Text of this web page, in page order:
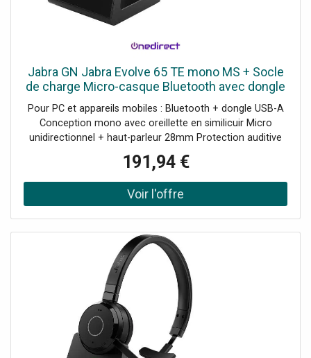
Jabra GN Jabra Evolve 65 TE mono MS + Socle
de charge Micro-casque Bluetooth avec dongle
USB-A et socle de charge, parfait pour les
appels quotidiens et
Pour PC et appareils mobiles : Bluetooth + dongle USB-A
Conception mono avec oreillette en similicuir Micro
unidirectionnel + haut-parleur 28mm Protection auditive
Jabra SafeTone Technologie Bluetooth : 5.2 Busylight
intégrée Autonomie en appel : jusqu'à 16h Recharge via le
socle fourni Certifié Microsoft Teams
191,94 €